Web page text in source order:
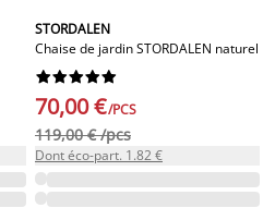
STORDALEN
Chaise de jardin STORDALEN naturel






70,00 €/PCS
119,00 € /pcs
Dont éco-part. 1.82 €